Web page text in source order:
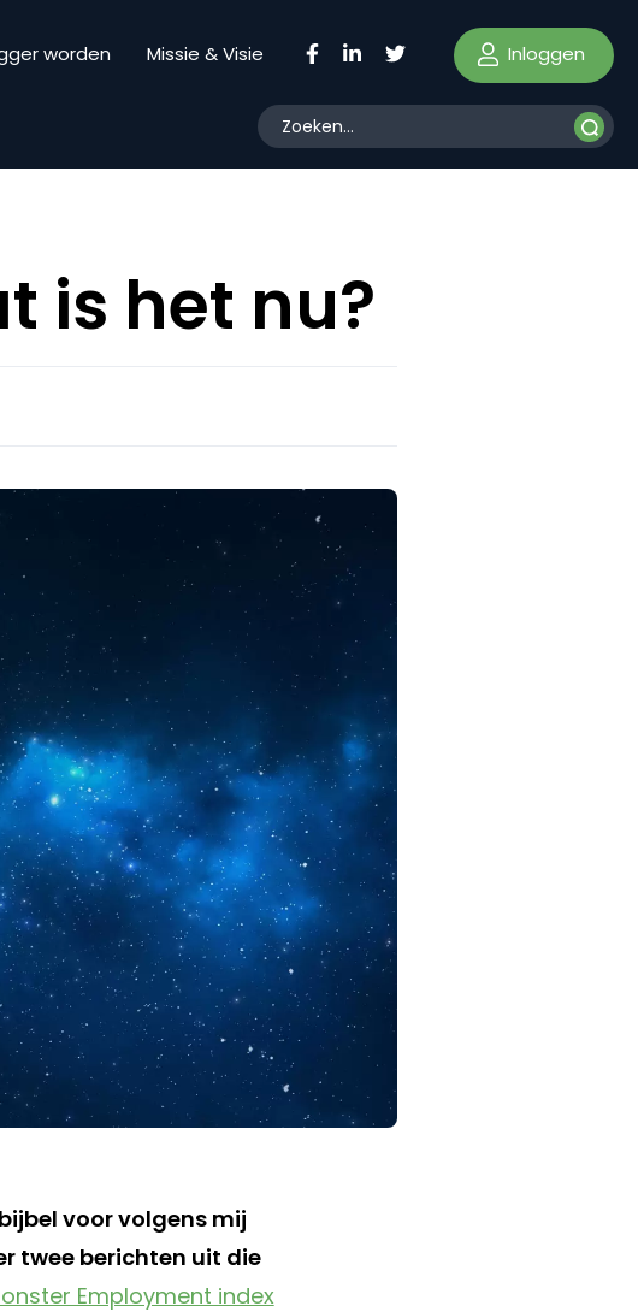
worden Missie & Visie Inloggen
is het nu?
voor volgens mij
twee berichten uit die
Employment index